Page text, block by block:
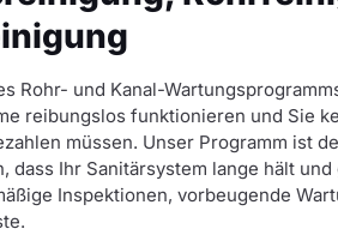
Rohr- und Kanal-
reibungslos funktionieren und Sie
müssen. Unser Programm ist
dass Ihr Sanitärsystem lange hält
Inspektionen, vorbeugende